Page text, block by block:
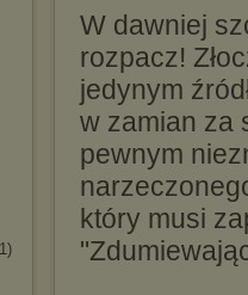
W dawniej
rozpacz!
jedynym
w zamian za
pewnym
który musi